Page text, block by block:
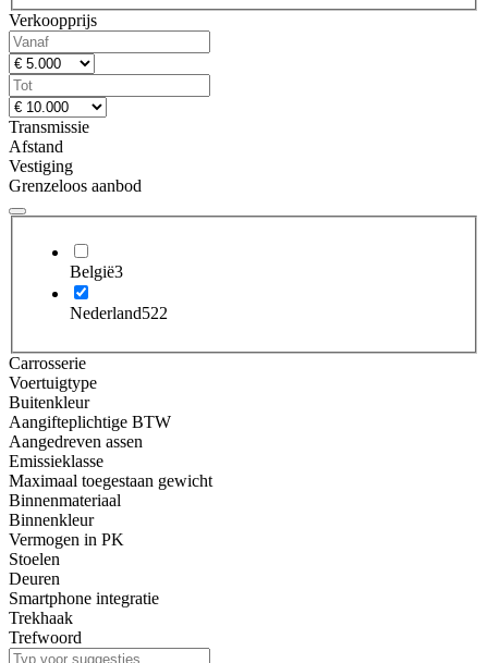
Verkoopprijs
Transmissie
Afstand
Vestiging
Grenzeloos aanbod
België3
Nederland522
Carrosserie
Voertuigtype
Buitenkleur
Aangifteplichtige BTW
Aangedreven assen
Emissieklasse
Maximaal toegestaan gewicht
Binnenmateriaal
Binnenkleur
Vermogen in PK
Stoelen
Deuren
Smartphone integratie
Trekhaak
Trefwoord